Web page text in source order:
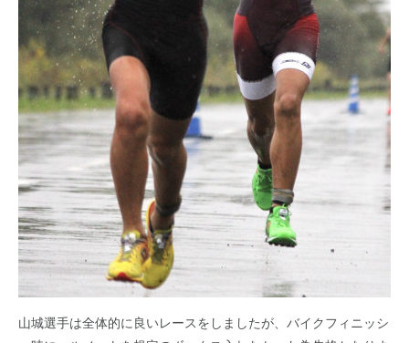
山城選手は全体的に良いレースをしましたが、バイクフィニッシ